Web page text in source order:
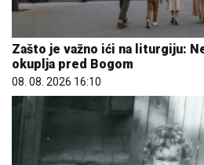
Zašto je važno ići na liturgiju:
okuplja pred Bogom
08. 08. 2026 16:10